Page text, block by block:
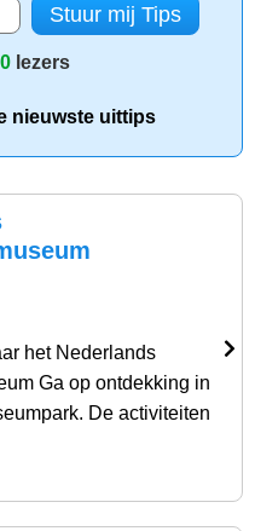
lezers
nieuwste uittips
het Nederlands
Ga op ontdekking in
De activiteiten